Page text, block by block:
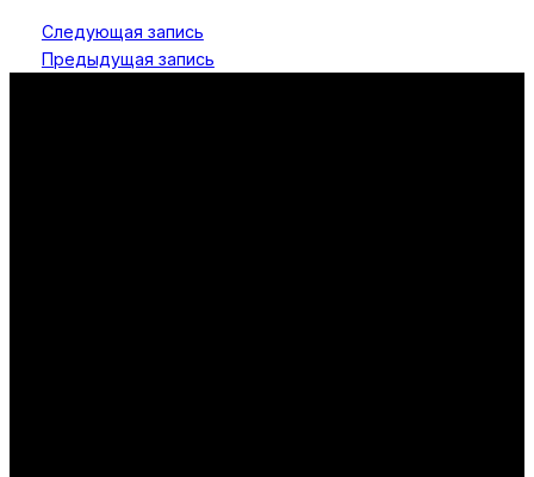
Следующая запись
Предыдущая запись